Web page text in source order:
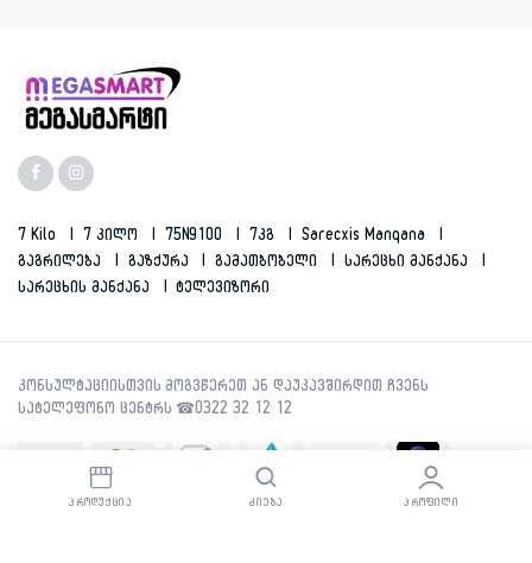
7 Kilo 7 Კილო 75N9100 7კგ
Sarecxis Manqana
Გაგრილება
Გაზქურა Გამათბობელი
Სარეცხი Მანქანა
Სარეცხის Მანქანა
Ტელევიზორი
ᲞᲠᲝᲓᲣᲥᲪᲘᲐ ᲫᲘᲔᲑᲐ ᲞᲠᲝᲤᲘᲚᲘ